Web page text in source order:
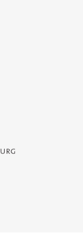
- Service